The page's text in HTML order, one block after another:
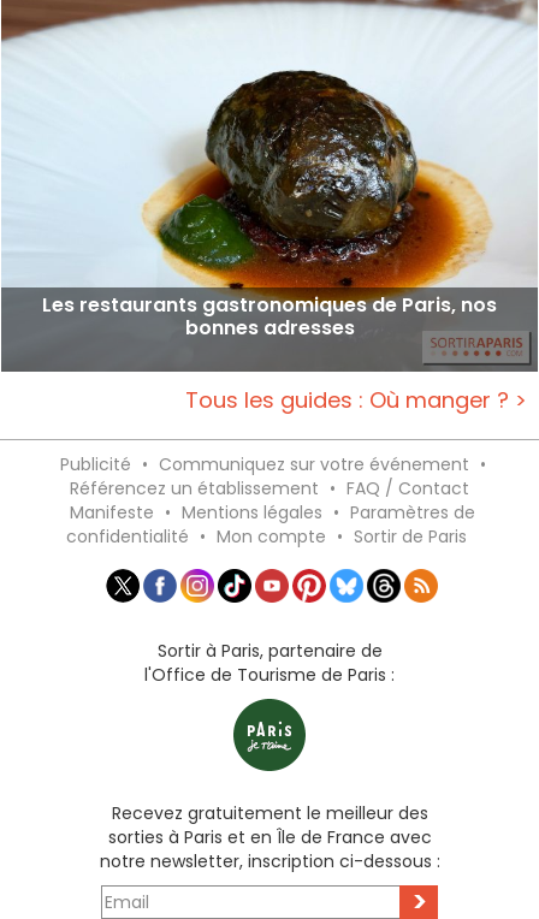
Les restaurants gastronomiques de Paris, nos
bonnes adresses
Tous les guides : Où manger ? >
Publicité • Communiquez sur votre événement •
Référencez un établissement • FAQ / Contact
Manifeste • Mentions légales • Paramètres de
confidentialité • Mon compte • Sortir de Paris
Sortir à Paris, partenaire de
l'Office de Tourisme de Paris :
Recevez gratuitement le meilleur des
sorties à Paris et en Île de France avec
notre newsletter, inscription ci-dessous :
>